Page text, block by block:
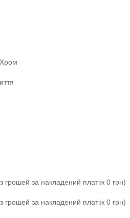
грошей за накладений платіж 0 грн)
грошей за накладений платіж 0 грн)